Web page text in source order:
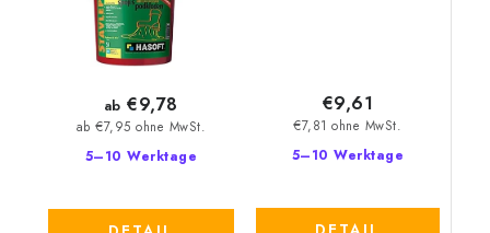
5–10 Werktage
ab €7,95 ohne MwSt.
ab €9,78
5–10 Werktage
€7,81 ohne MwSt.
€9,61